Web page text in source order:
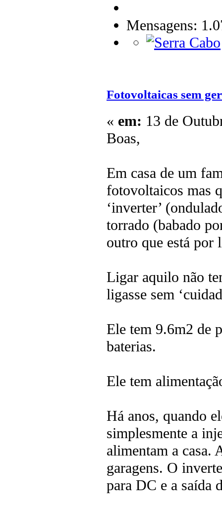
Mensagens:
Fotovoltaicas sem
« em: 13 de
Boas,
Em casa de um
fotovoltaicos mas
‘inverter’
torrado (babado
outro que está por
Ligar aquilo não
ligasse sem
Ele tem 9.6m2 de
baterias.
Ele tem
Há anos, quando
simplesmente a
alimentam a casa.
garagens. O
para DC e a saída